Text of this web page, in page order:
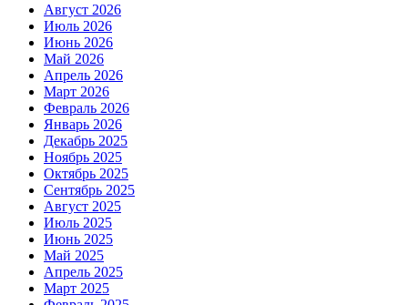
Август 2026
Июль 2026
Июнь 2026
Май 2026
Апрель 2026
Март 2026
Февраль 2026
Январь 2026
Декабрь 2025
Ноябрь 2025
Октябрь 2025
Сентябрь 2025
Август 2025
Июль 2025
Июнь 2025
Май 2025
Апрель 2025
Март 2025